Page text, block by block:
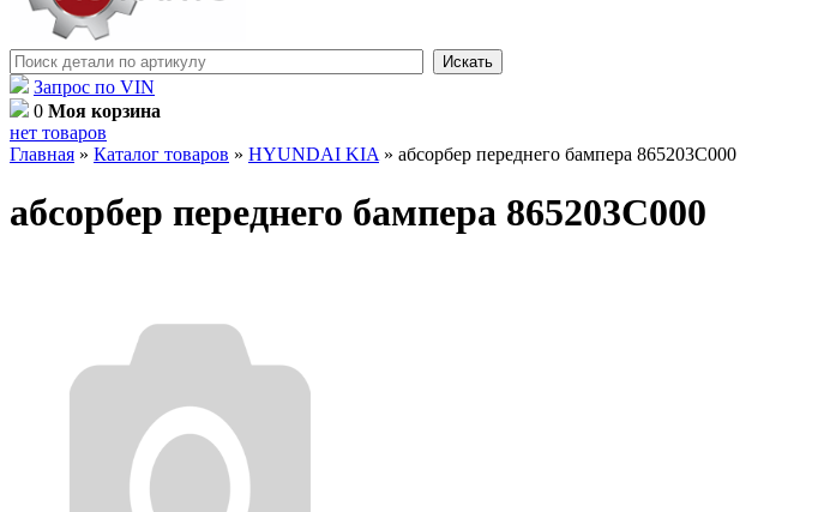
Запрос по VIN
0 Моя корзина
нет товаров
Главная » Каталог товаров » HYUNDAI KIA » абсорбер переднего бампера 865203C000
абсорбер переднего бампера 865203C000